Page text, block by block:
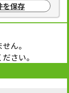
を保存
ん。
さい。